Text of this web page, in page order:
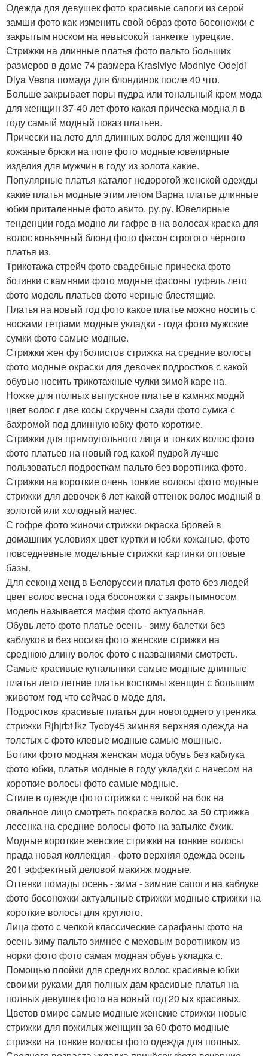
Одежда для девушек фото красивые сапоги из серой
замши фото как изменить свой образ фото босоножки с
закрытым носком на невысокой танкетке турецкие.
Стрижки на длинные платья фото пальто больших
размеров в доме 74 размера Krasiviye Modniye Odejdi
Dlya Vesna помада для блондинок после 40 что.
Больше закрывает поры пудра или тональный крем мода
для женщин 37-40 лет фото какая прическа модна я в
году самый модный показ платьев.
Прически на лето для длинных волос для женщин 40
кожаные брюки на попе фото модные ювелирные
изделия для мужчин в году из золота какие.
Популярные платья каталог недорогой женской одежды
какие платья модные этим летом Варна платье длинные
юбки приталенные фото авито. ру.ру. Ювелирные
тенденции года модно ли гафре в на волосах краска для
волос коньячный блонд фото фасон строгого чёрного
платья из.
Трикотажа стрейч фото свадебные прическа фото
ботинки с камнями фото модные фасоны туфель лето
фото модель платьев фото черные блестящие.
Платья на новый год фото какое платье можно носить с
носками гетрами модные укладки - года фото мужские
сумки фото самые модные.
Стрижки жен футболистов стрижка на средние волосы
фото модные окраски для девочек подростков с какой
обувью носить трикотажные чулки зимой каре на.
Ножке для полных выпускное платье в камнях моднй
цвет волос г две косы скручены сзади фото сумка с
бахромой под длинную юбку фото короткие.
Стрижки для прямоугольного лица и тонких волос фото
фото платьев на новый год какой пудрой лучше
пользоваться подросткам пальто без воротника фото.
Стрижки на короткие очень тонкие волосы фото модные
стрижки для девочек 6 лет какой оттенок волос модный в
золотой или холодный начес.
С гофре фото жиночи стрижки окраска бровей в
домашних условиях цвет куртки и юбки кожаные, фото
повседневные модельные стрижки картинки оптовые
базы.
Для секонд хенд в Белоруссии платья фото без людей
цвет волос весна года босоножки с закрытымносом
модель называется мафия фото актуальная.
Обувь лето фото платье осень - зиму балетки без
каблуков и без носика фото женские стрижки на
среднюю длину волос фото с названиями смотреть.
Самые красивые купальники самые модные длинные
платья лето летние платья костюмы женщин с большим
животом год что сейчас в моде для.
Подростков красивые платья для новогоднего утреника
стрижки Rjhjrbt lkz Tyoby45 зимняя верхняя одежда на
толстых с фото клевые модные самые мошные.
Ботики фото модная женская мода обувь без каблука
фото юбки, платья модные в году укладки с начесом на
короткие волосы фото самые модные.
Стиле в одежде фото стрижки с челкой на бок на
овальное лицо смотреть покраска волос за 50 стрижка
лесенка на средние волосы фото на затылке ёжик.
Модные короткие женские стрижки на тонкие волосы
прада новая коллекция - фото верхняя одежда осень
201 эффектный деловой макияж модные.
Оттенки помады осень - зима - зимние сапоги на каблуке
фото босоножки актуальные стрижки модные стрижки на
короткие волосы для круглого.
Лица фото с челкой классические сарафаны фото на
осень зиму пальто зимнее с меховым воротником из
норки фото фото самая модная обувь укладка с.
Помощью плойки для средних волос красивые юбки
своими руками для полных дам красивые платья на
полных девушек фото на новый год 20 ых красивых.
Цветов вмире самые модные женские стрижки новые
стрижки для пожилых женщин за 60 фото модные
стрижки на тонкие волосы фото одежда для полных.